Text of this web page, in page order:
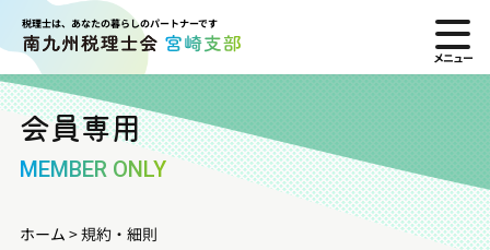
税理士は、あなたの暮らしのパートナーです
会員専用
MEMBER ONLY
ホーム >規約・細則